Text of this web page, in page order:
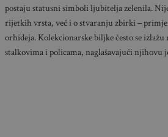
postaju statusni simboli ljubitelja zelenila.
rijetkih vrsta, već i o stvaranju zbirki –
orhideja. Kolekcionarske biljke često se izlažu
stalkovima i policama, naglašavajući njihovu